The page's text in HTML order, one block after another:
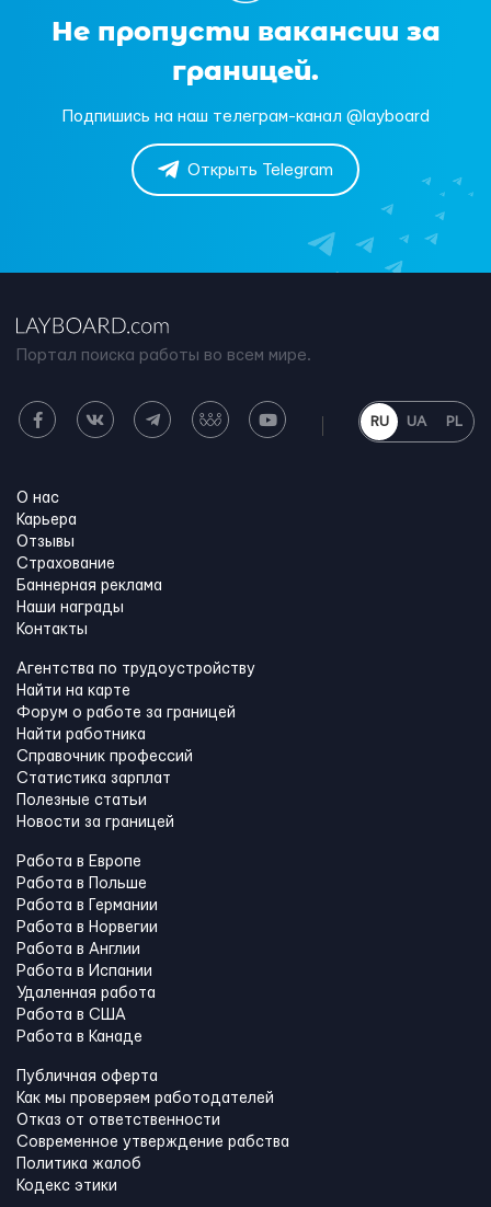
Не пропусти вакансии за
границей.
Подпишись на наш телеграм-канал @layboard
Открыть Telegram
Портал поиска работы во всем мире.
RU UA PL
О нас
Карьера
Отзывы
Страхование
Баннерная реклама
Наши награды
Контакты
Агентства по трудоустройству
Найти на карте
Форум о работе за границей
Найти работника
Справочник профессий
Статистика зарплат
Полезные статьи
Новости за границей
Работа в Европе
Работа в Польше
Работа в Германии
Работа в Норвегии
Работа в Англии
Работа в Испании
Удаленная работа
Работа в США
Работа в Канадe
Публичная оферта
Как мы проверяем работодателей
Отказ от ответственности
Современное утверждение рабства
Политика жалоб
Кодекс этики